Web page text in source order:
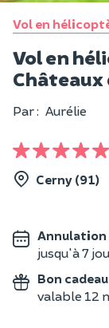
Vol en
Vol en
Châteaux
Par : Aurélie
Cerny (91)
jusqu'à 7
Bon cadeau
valable 12